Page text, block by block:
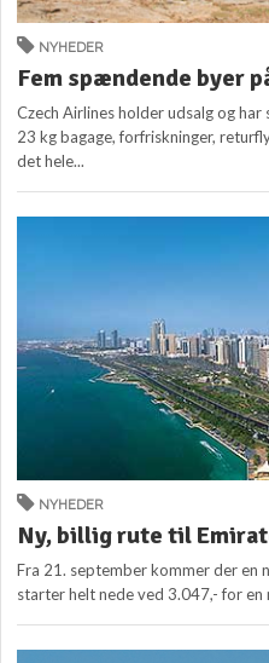
NYHEDER
Fem spændende byer
Czech Airlines holder udsalg og
23 kg bagage, forfriskninger,
det hele...
NYHEDER
Ny, billig rute til
Fra 21. september kommer der en
starter helt nede ved 3.047,- for